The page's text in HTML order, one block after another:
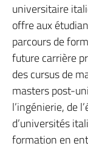
universitaire
offre aux
parcours de
future carrière
des cursus de
masters post-
l’ingénierie, de
d’universités
formation en